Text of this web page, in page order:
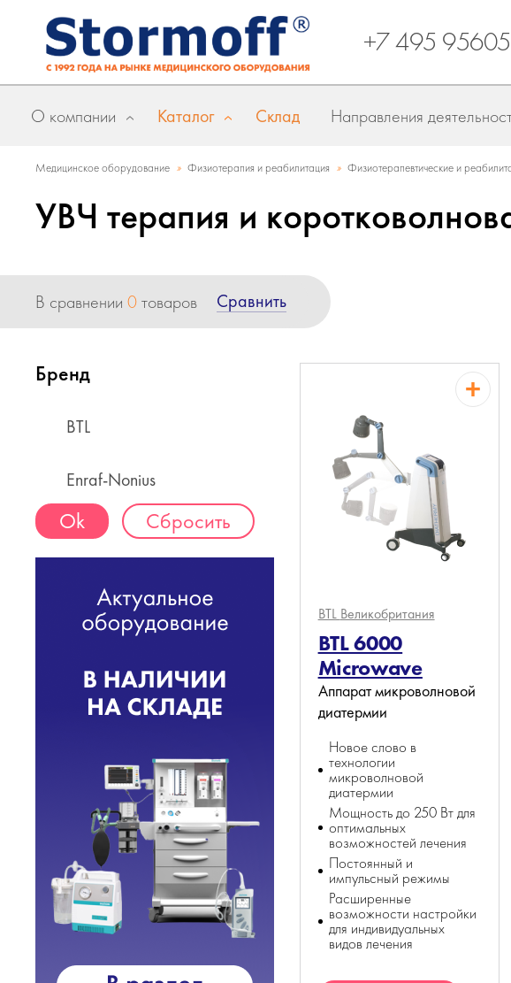
+7 495
О компании Каталог Склад Направления
Медицинское оборудование » Физиотерапия и реабилитация » Физиотерапевтические и
УВЧ терапия и
В сравнении 0товаров Сравнить
Бренд
BTL
Enraf-Nonius
Сбросить
BTL Великобритания
BTL 6000
Microwave
Аппарат микроволновой
диатермии
Новое слово в
технологии
микроволновой
диатермии
Мощность до 250 Вт для
оптимальных
возможностей лечения
Постоянный и
импульсный режимы
Расширенные
возможности настройки
для индивидуальных
видов лечения